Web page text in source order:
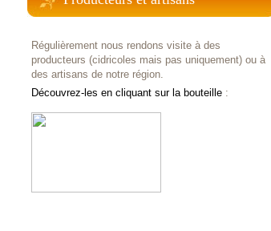
Régulièrement nous rendons visite à des
producteurs (cidricoles mais pas uniquement) ou à
des artisans de notre région.
Découvrez-les en cliquant sur la bouteille :